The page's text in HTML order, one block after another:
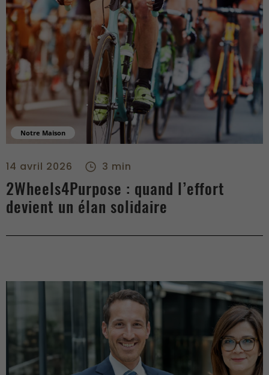
Notre Maison
14 avril 2026 3 min
2Wheels4Purpose : quand l’effort
devient un élan solidaire